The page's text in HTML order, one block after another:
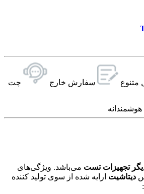
سفارش خارج چت
تجهيزات تست می‌باشد. ویژگی‌های
دیتاشیت ارایه شده از سوی تولید کننده